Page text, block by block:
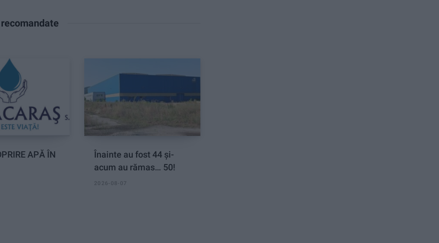
APĂ ÎN
Înainte au fost 44 și-
acum au rămas… 50!
2026-08-07